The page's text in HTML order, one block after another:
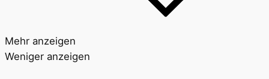
Mehr anzeigen
Weniger anzeigen